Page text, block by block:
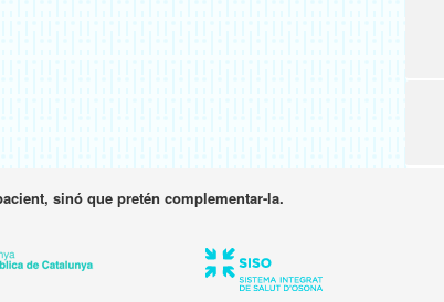
sinó que pretén complementar-la.